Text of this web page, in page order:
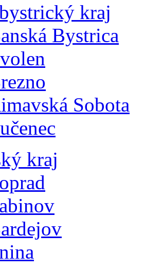
kraj
Bystrica
Sobota
kraj